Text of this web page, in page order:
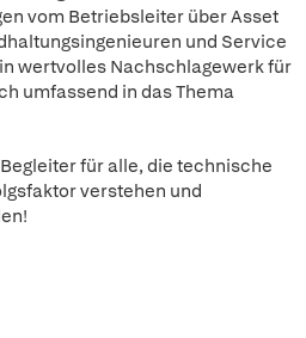
vom Betriebsleiter über Asset
und Service
wertvolles Nachschlagewerk für
umfassend in das Thema
für alle, die technische
verstehen und